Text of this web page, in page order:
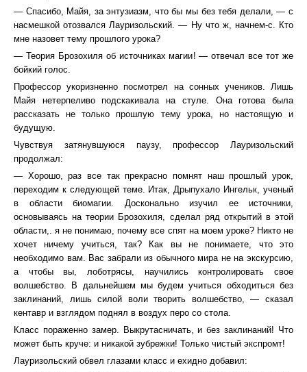
— Спасибо, Майя, за энтузиазм, что бы мы без тебя делали, — с
насмешкой отозвался Лауризольский. — Ну что ж, начнем-с. Кто
мне назовет тему прошлого урока?
— Теория Брозохиля об источниках магии! — отвечал все тот же
бойкий голос.
Профессор укоризненно посмотрел на сонных учеников. Лишь
Майя нетерпеливо подскакивала на стуле. Она готова была
рассказать не только прошлую тему урока, но настоящую и
будущую.
Чувствуя затянувшуюся паузу, профессор Лауризольский
продолжал:
— Хорошо, раз все так прекрасно помнят наш прошлый урок,
переходим к следующей теме. Итак, Дрыпухало Ингельк, ученый
в области биомагии. Досконально изучил ее источники,
основываясь на теории Брозохиля, сделал ряд открытий в этой
области,. я не понимаю, почему все спят на моем уроке? Никто не
хочет ничему учиться, так? Как вы не понимаете, что это
необходимо вам. Вас забрали из обычного мира не на экскурсию,
а чтобы вы, лоботрясы, научились контролировать свое
волшебство. В дальнейшем мы будем учиться обходиться без
заклинаний, лишь силой воли творить волшебство, — сказал
кентавр и взглядом поднял в воздух перо со стола.
Класс пораженно замер. Выкрутасничать, и без заклинаний! Что
может быть круче: и никакой зубрежки! Только чистый экспромт!
Лауризольский обвел глазами класс и ехидно добавил: